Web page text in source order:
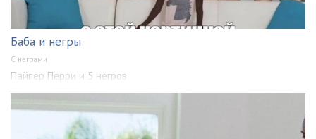
Баба и негры
С неграми
Пайпер Перри и 5 негров